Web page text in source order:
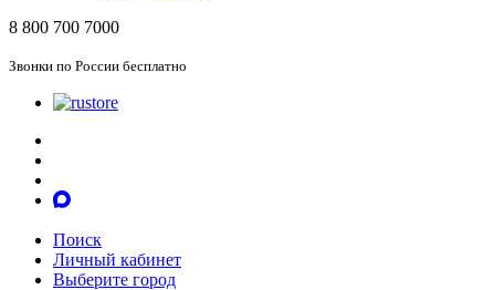
8 800 700 7000
Звонки по России бесплатно
Поиск
Личный кабинет
Выберите город